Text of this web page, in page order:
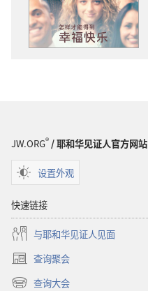
JW.ORG®/ 耶和华见证人官方网站
设置外观
快速链接
与耶和华见证人见面
查询聚会
（打
开
查询大会